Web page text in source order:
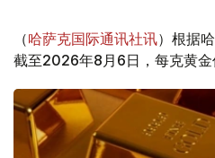
（哈萨克国际通讯社讯）根据
截至2026年8月6日，每克黄金